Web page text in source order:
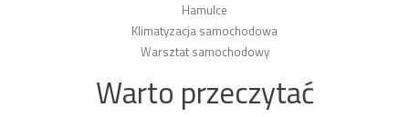
Hamulce
Klimatyzacja samochodowa
Warsztat samochodowy
Warto przeczytać